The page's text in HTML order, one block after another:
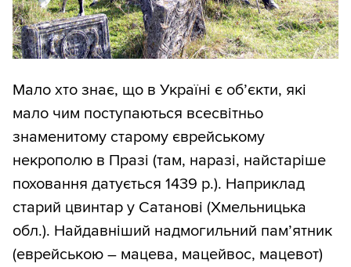
Мало хто знає, що в Україні є об’єкти, які
мало чим поступаються всесвітньо
знаменитому старому єврейському
некрополю в Празі (там, наразі, найстаріше
поховання датується 1439 р.). Наприклад
старий цвинтар у Сатанові (Хмельницька
обл.). Найдавніший надмогильний пам’ятник
(еврейською – мацева, мацейвос, мацевот)